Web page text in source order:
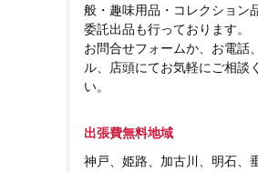
般・趣味用品・コレクション
委託出品も行っております。
お問合せフォームか、お電話
ル、店頭にてお気軽にご相談
い。
出張費無料地域
神戸、姫路、加古川、明石、